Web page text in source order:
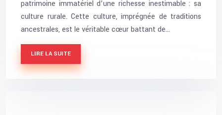
patrimoine immatériel d’une richesse inestimable : sa
culture rurale. Cette culture, imprégnée de traditions
ancestrales, est le véritable cœur battant de…
LIRE LA SUITE